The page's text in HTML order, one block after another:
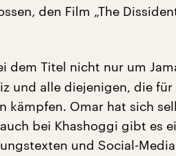
den Film „The
dem Titel nicht nur um
und alle diejenigen, die für
kämpfen. Omar hat sich
bei Khashoggi gibt es
und Social-